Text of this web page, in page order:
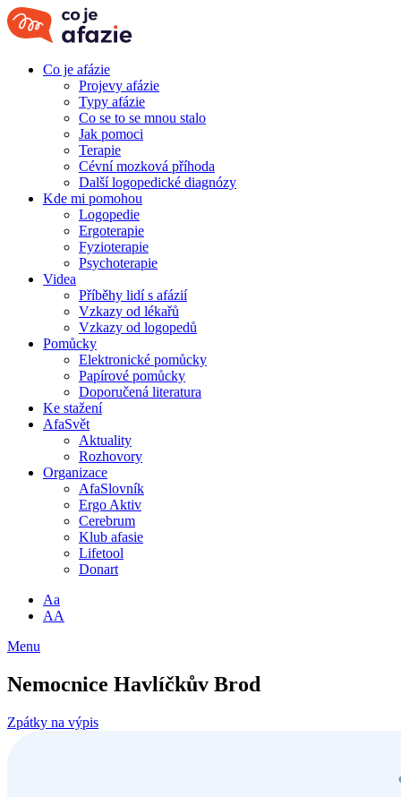
Co je afázie
Projevy afázie
Typy afázie
Co se to se mnou stalo
Jak pomoci
Terapie
Cévní mozková příhoda
Další logopedické diagnózy
Kde mi pomohou
Logopedie
Ergoterapie
Fyzioterapie
Psychoterapie
Videa
Příběhy lidí s afázií
Vzkazy od lékařů
Vzkazy od logopedů
Pomůcky
Elektronické pomůcky
Papírové pomůcky
Doporučená literatura
Ke stažení
AfaSvět
Aktuality
Rozhovory
Organizace
AfaSlovník
Ergo Aktiv
Cerebrum
Klub afasie
Lifetool
Donart
Aa
AA
Menu
Nemocnice Havlíčkův Brod
Zpátky na výpis